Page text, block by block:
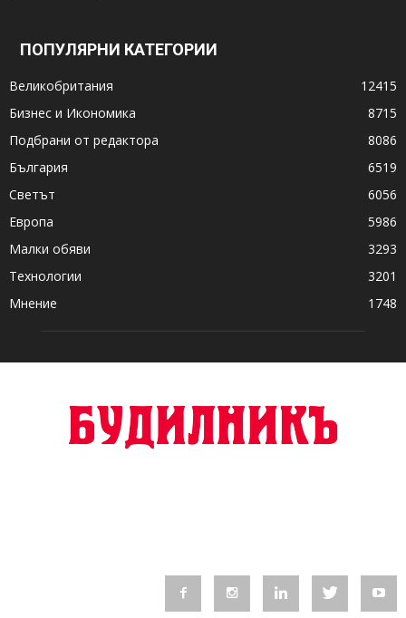
ПОПУЛЯРНИ КАТЕГОРИИ
Великобритания
12415
Бизнес и Икономика
8715
Подбрани от редактора
8086
България
6519
Светът
6056
Европа
5986
Малки обяви
3293
Технологии
3201
Мнение
1748